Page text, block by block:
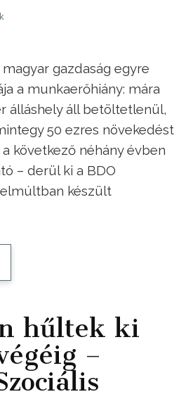
gazdaság egyre
a munkaerőhiány: mára
álláshely áll betöltetlenül,
50 ezres növekedést
következő néhány évben
– derül ki a BDO
készült
hűltek ki
–